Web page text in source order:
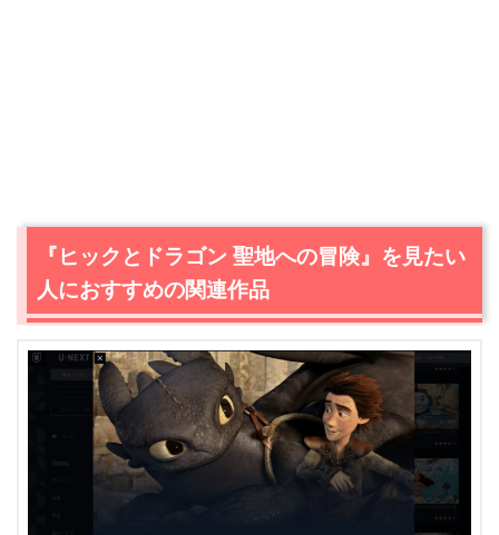
『ヒックとドラゴン 聖地への冒険』を見たい
人におすすめの関連作品